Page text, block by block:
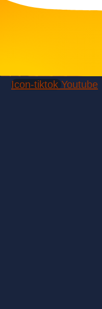
Icon-tiktok Youtube